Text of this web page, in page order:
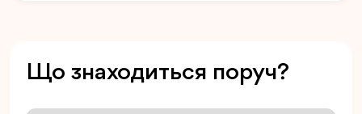
Що знаходиться поруч?